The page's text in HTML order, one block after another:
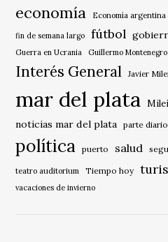
economía Economía argentina
fin de semana largo fútbol
Guerra en Ucrania Guillermo Montenegro
Interés General Javier
mar del plata Milei
noticias mar del plata
parte diario
política puerto salud
teatro auditorium Tiempo hoy
vacaciones de invierno